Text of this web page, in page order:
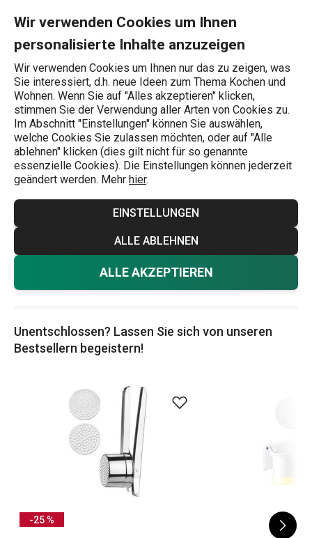
Wir verwenden Cookies um Ihnen
personalisierte Inhalte anzuzeigen
Wir verwenden Cookies um Ihnen nur das zu zeigen, was
Sie interessiert, d.h. neue Ideen zum Thema Kochen und
Wohnen. Wenn Sie auf "Alles akzeptieren" klicken,
stimmen Sie der Verwendung aller Arten von Cookies zu.
Im Abschnitt "Einstellungen" können Sie auswählen,
welche Cookies Sie zulassen möchten, oder auf "Alle
ablehnen" klicken (dies gilt nicht für so genannte
essenzielle Cookies). Die Einstellungen können jederzeit
geändert werden. Mehr hier.
EINSTELLUNGEN
ALLE ABLEHNEN
ALLE AKZEPTIEREN
Wonach suchen Sie?
Kochutensilien
Teigpressen und
Kartoffelpressen
Dank der austauschbaren Scheiben sind die Teig- und
Sie vielleicht gedacht haben. Neben Pellkartoffeln können
sie auch italienische Passatelli, Gnocchi, spanische
Churros, Choulis oder Krapfen "pressen". In unserem
Onlineshop finden Sie jedoch noch viele andere nützliche
Geräte - vonSeihernüberKüchenzangen und Pinzetten
Mehr anzeigen
Unentschlossen? Lassen Sie sich von unseren
Bestsellern begeistern!
-25 %